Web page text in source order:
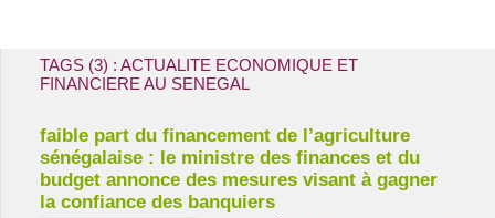
TAGS (3) : ACTUALITE ECONOMIQUE ET
FINANCIERE AU SENEGAL
faible part du financement de l’agriculture
sénégalaise : le ministre des finances et du
budget annonce des mesures visant à gagner
la confiance des banquiers